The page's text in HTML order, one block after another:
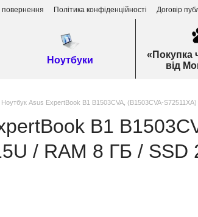
повернення Політика конфіденційності Договір
Ноутбуки
«Покупка
від
Ноутбук Asus ExpertBook B1 B1503CVA, (B1503CVA-
B1
/ RAM 8 ГБ /